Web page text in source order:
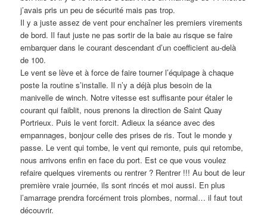
j’avais pris un peu de sécurité mais pas trop.
Il y a juste assez de vent pour enchaîner les premiers virements
de bord. Il faut juste ne pas sortir de la baie au risque se faire
embarquer dans le courant descendant d’un coefficient au-delà
de 100.
Le vent se lève et à force de faire tourner l’équipage à chaque
poste la routine s’installe. Il n’y a déjà plus besoin de la
manivelle de winch. Notre vitesse est suffisante pour étaler le
courant qui faiblit, nous prenons la direction de Saint Quay
Portrieux. Puis le vent forcit. Adieux la séance avec des
empannages, bonjour celle des prises de ris. Tout le monde y
passe. Le vent qui tombe, le vent qui remonte, puis qui retombe,
nous arrivons enfin en face du port. Est ce que vous voulez
refaire quelques virements ou rentrer ? Rentrer !!! Au bout de leur
première vraie journée, ils sont rincés et moi aussi. En plus
l’amarrage prendra forcément trois plombes, normal… il faut tout
découvrir.